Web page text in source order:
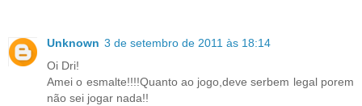
Unknown 3 de setembro de 2011 às 18:14
Oi Dri!
Amei o esmalte!!!!Quanto ao jogo,deve serbem legal porem
não sei jogar nada!!